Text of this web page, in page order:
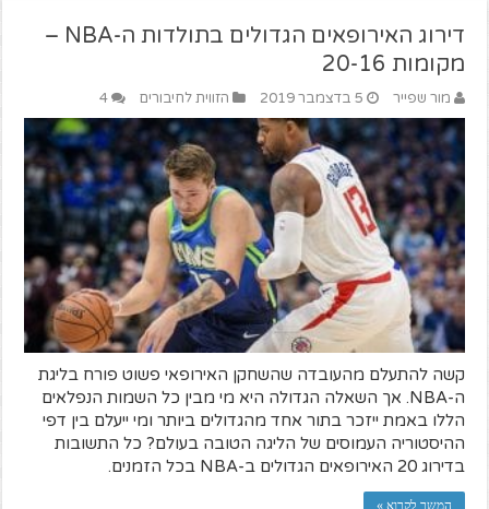
דירוג האירופאים הגדולים בתולדות ה-NBA –
מקומות 20-16
מור שפייר 5 בדצמבר 2019 הזווית לחיבורים 4
קשה להתעלם מהעובדה שהשחקן האירופאי פשוט פורח בליגת
ה-NBA. אך השאלה הגדולה היא מי מבין כל השמות הנפלאים
הללו באמת ייזכר בתור אחד מהגדולים ביותר ומי ייעלם בין דפי
ההיסטוריה העמוסים של הליגה הטובה בעולם? כל התשובות
בדירוג 20 האירופאים הגדולים ב-NBA בכל הזמנים.
המשך לקרוא »